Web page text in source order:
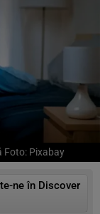
Foto: Pixabay
ne în Discover